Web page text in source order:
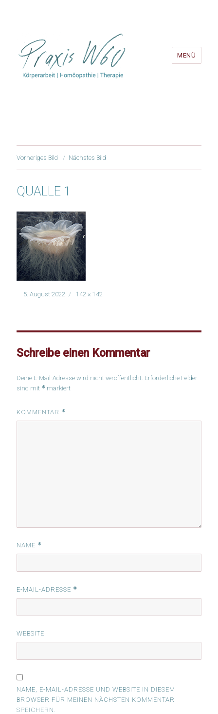
MENÜ
Vorheriges Bild Nächstes Bild
QUALLE 1
Veröffentlicht
5. August 2022
Volle
142 × 142
Schreibe einen Kommentar
Deine E-Mail-Adresse wird nicht veröffentlicht. Erforderliche Felder
sind mit * markiert
KOMMENTAR *
NAME *
E-MAIL-ADRESSE *
WEBSITE
NAME, E-MAIL-ADRESSE UND WEBSITE IN DIESEM
BROWSER FÜR MEINEN NÄCHSTEN KOMMENTAR
SPEICHERN.